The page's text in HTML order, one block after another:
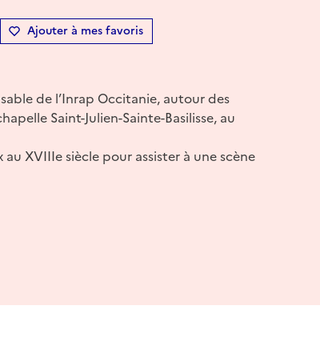
Ajouter à mes favoris
de l’Inrap Occitanie, autour des
Saint-Julien-Sainte-Basilisse, au
XVIIIe siècle pour assister à une scène